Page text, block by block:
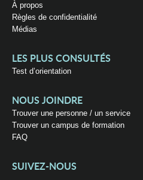
À propos
Règles de confidentialité
Médias
LES PLUS CONSULTÉS
Test d’orientation
NOUS JOINDRE
Trouver une personne / un service
Trouver un campus de formation
FAQ
SUIVEZ-NOUS